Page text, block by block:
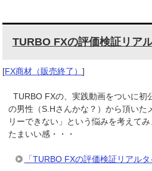
TURBO FXの評価検証リア
[FX商材（販売終了）]
TURBO FXの、実践動画をついに初
の男性（S.Hさんかな？）から頂いた
リーできない」という悩みを考えて
たまいい感・・・
「TURBO FXの評価検証リアル